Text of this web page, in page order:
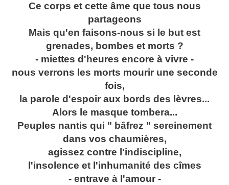
Ce corps et cette âme que tous nous
partageons
Mais qu'en faisons-nous si le but est
grenades, bombes et morts ?
- miettes d'heures encore à vivre -
nous verrons les morts mourir une seconde
fois,
la parole d'espoir aux bords des lèvres...
Alors le masque tombera...
Peuples nantis qui " bâfrez " sereinement
dans vos chaumières,
agissez contre l'indiscipline,
l'insolence et l'inhumanité des cîmes
- entrave à l'amour -